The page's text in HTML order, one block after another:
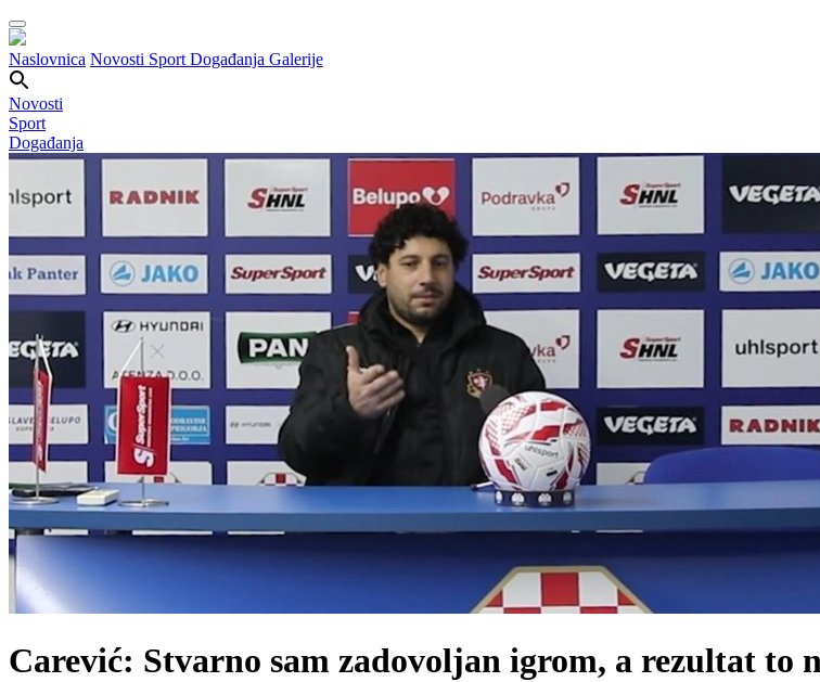
Naslovnica Novosti Sport Događanja Galerije
Novosti
Sport
Događanja
Carević: Stvarno sam zadovoljan igrom, a rezultat to